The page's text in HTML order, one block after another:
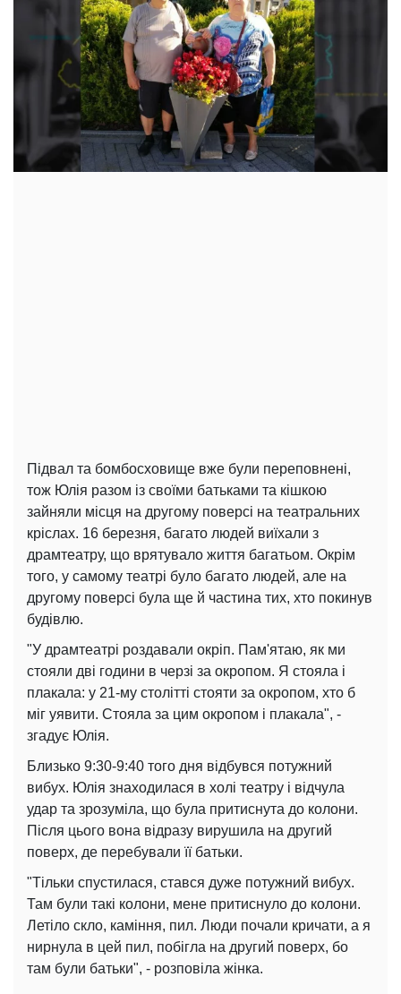
Підвал та бомбосховище вже були переповнені,
тож Юлія разом із своїми батьками та кішкою
зайняли місця на другому поверсі на театральних
кріслах. 16 березня, багато людей виїхали з
драмтеатру, що врятувало життя багатьом. Окрім
того, у самому театрі було багато людей, але на
другому поверсі була ще й частина тих, хто покинув
будівлю.
"У драмтеатрі роздавали окріп. Пам'ятаю, як ми
стояли дві години в черзі за окропом. Я стояла і
плакала: у 21-му столітті стояти за окропом, хто б
міг уявити. Стояла за цим окропом і плакала", -
згадує Юлія.
Близько 9:30-9:40 того дня відбувся потужний
вибух. Юлія знаходилася в холі театру і відчула
удар та зрозуміла, що була притиснута до колони.
Після цього вона відразу вирушила на другий
поверх, де перебували її батьки.
"Тільки спустилася, стався дуже потужний вибух.
Там були такі колони, мене притиснуло до колони.
Летіло скло, каміння, пил. Люди почали кричати, а я
нирнула в цей пил, побігла на другий поверх, бо
там були батьки", - розповіла жінка.